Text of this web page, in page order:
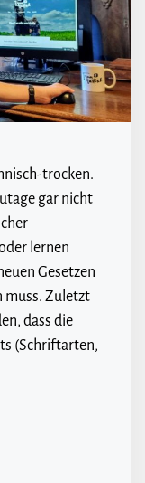
trocken.
gar nicht
lernen
Gesetzen
muss. Zuletzt
dass die
(Schriftarten,